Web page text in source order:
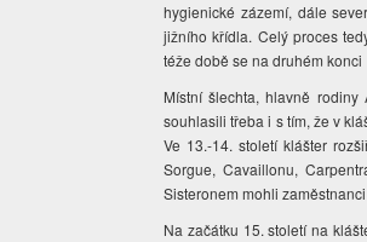
hygienické zázemí, dále
jižního křídla. Celý proces
téže době se na druhém
Místní šlechta, hlavně
souhlasili třeba i s tím, že v
Ve 13.-14. století klášter
Sorgue, Cavaillonu,
Sisteronem mohli
Na začátku 15. století na